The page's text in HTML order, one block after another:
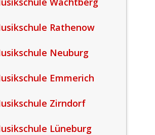
Rathenow
Neuburg
Emmerich
Zirndorf
Lüneburg